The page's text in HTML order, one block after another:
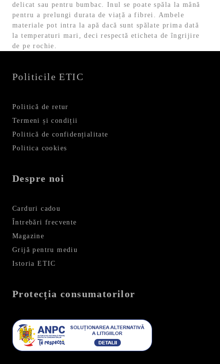
delicat sau pentru bumbac. Inul se poate spăla la mână
pentru a prelungi durata de viață a fibrei. Ambele
materiale pot intra la apă dacă sunt spălate prima dată
la temperaturi mari, deci respectă eticheta de îngrijire
de pe rochie.
Politicile ETIC
Politică de retur
Termeni și condiții
Politică de confidențialitate
Politica cookies
Despre noi
Carduri cadou
Întrebări frecvente
Magazine
Grijă pentru mediu
Istoria ETIC
Protecția consumatorilor